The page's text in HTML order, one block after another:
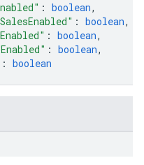
: boolean,
: boolean,
: boolean,
: boolean,
: boolean